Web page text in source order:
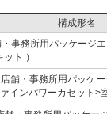
構成形名
・事務所用パッケージ
ト ）
店舗・事務所用パッケ
インパワーカセット>室